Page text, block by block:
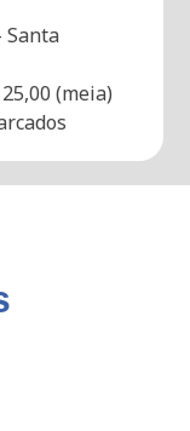
Santa
(meia)